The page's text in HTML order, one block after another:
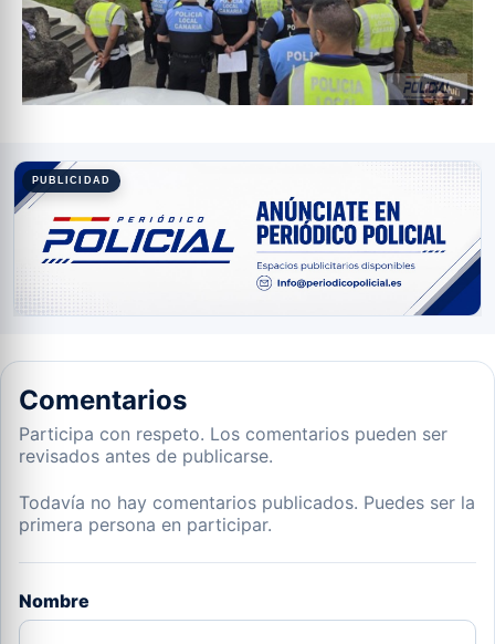
PUBLICIDAD
Comentarios
Participa con respeto. Los comentarios pueden ser
revisados antes de publicarse.
Todavía no hay comentarios publicados. Puedes ser la
primera persona en participar.
Nombre